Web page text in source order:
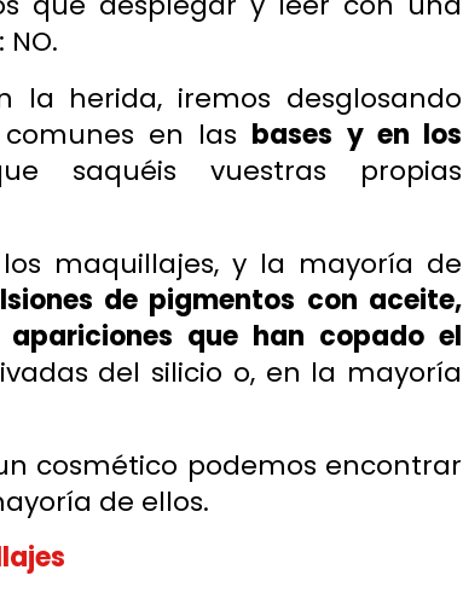
herida, iremos desglosando
en las bases y en los
saquéis vuestras propias
maquillajes, y la mayoría de
de pigmentos con aceite,
que han copado el
del silicio o, en la mayoría
cosmético podemos encontrar
de ellos.